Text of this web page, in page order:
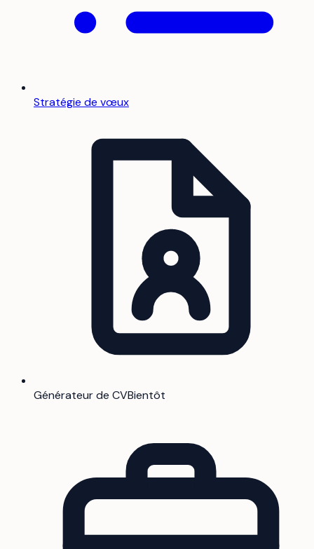
Stratégie de vœux
Générateur de CVBientôt